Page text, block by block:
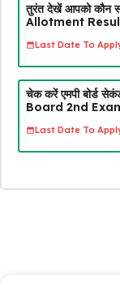
तुरंत देखें आपको कौन
Allotment
Last Date To
चेक करें एमपी बोर्ड
Board 2nd
Last Date To